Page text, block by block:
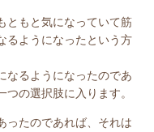
ともと気になっていて筋
るようになったという方
なるようになったのであ
の選択肢に入ります。
ったのであれば、それは